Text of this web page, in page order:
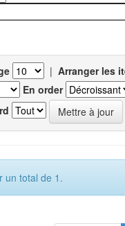
| Arranger les
En order
un total de 1.